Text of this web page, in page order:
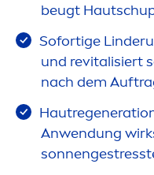
beugt
Sofortige
und revitalisiert
nach dem
Anwendung
sonnengestress